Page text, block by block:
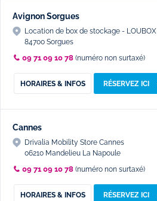
Avignon Sorgues
Location de box de stockage - LOUBOX
84700 Sorgues
09 71 09 10 78 (numéro non surtaxé)
HORAIRES & INFOS RÉSERVEZ ICI
Cannes
Drivalia Mobility Store Cannes
06210 Mandelieu La Napoule
09 71 09 10 78 (numéro non surtaxé)
HORAIRES & INFOS RÉSERVEZ ICI